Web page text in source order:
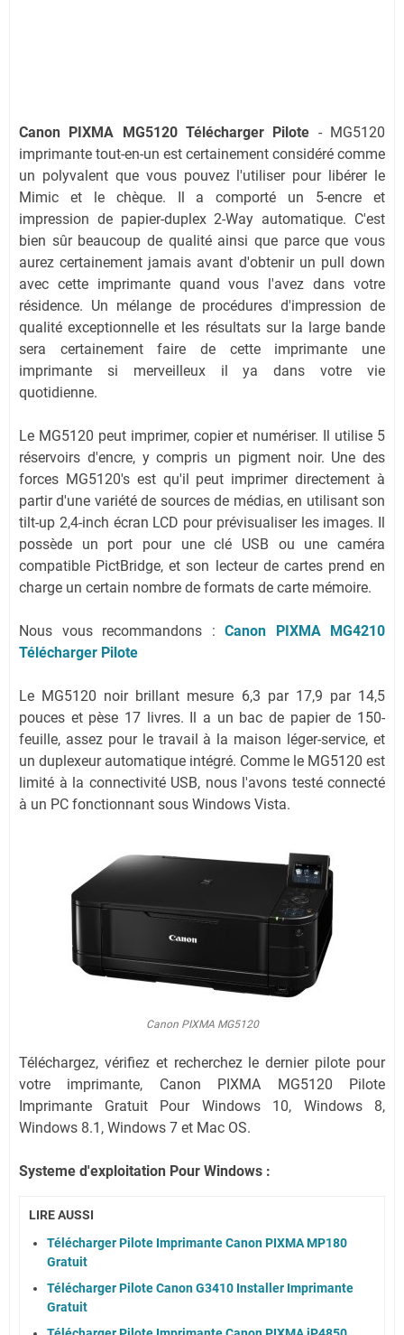
Canon PIXMA MG5120 Télécharger Pilote - MG5120
imprimante tout-en-un est certainement considéré comme
un polyvalent que vous pouvez l'utiliser pour libérer le
Mimic et le chèque. Il a comporté un 5-encre et
impression de papier-duplex 2-Way automatique. C'est
bien sûr beaucoup de qualité ainsi que parce que vous
aurez certainement jamais avant d'obtenir un pull down
avec cette imprimante quand vous l'avez dans votre
résidence. Un mélange de procédures d'impression de
qualité exceptionnelle et les résultats sur la large bande
sera certainement faire de cette imprimante une
imprimante si merveilleux il ya dans votre vie
quotidienne.
Le MG5120 peut imprimer, copier et numériser. Il utilise 5
réservoirs d'encre, y compris un pigment noir. Une des
forces MG5120's est qu'il peut imprimer directement à
partir d'une variété de sources de médias, en utilisant son
tilt-up 2,4-inch écran LCD pour prévisualiser les images. Il
possède un port pour une clé USB ou une caméra
compatible PictBridge, et son lecteur de cartes prend en
charge un certain nombre de formats de carte mémoire.
Nous vous recommandons : Canon PIXMA MG4210
Télécharger Pilote
Le MG5120 noir brillant mesure 6,3 par 17,9 par 14,5
pouces et pèse 17 livres. Il a un bac de papier de 150-
feuille, assez pour le travail à la maison léger-service, et
un duplexeur automatique intégré. Comme le MG5120 est
limité à la connectivité USB, nous l'avons testé connecté
à un PC fonctionnant sous Windows Vista.
Canon PIXMA MG5120
Téléchargez, vérifiez et recherchez le dernier pilote pour
votre imprimante, Canon PIXMA MG5120 Pilote
Imprimante Gratuit Pour Windows 10, Windows 8,
Windows 8.1, Windows 7 et Mac OS.
Systeme d'exploitation Pour Windows :
LIRE AUSSI
Télécharger Pilote Imprimante Canon PIXMA MP180
Gratuit
Télécharger Pilote Canon G3410 Installer Imprimante
Gratuit